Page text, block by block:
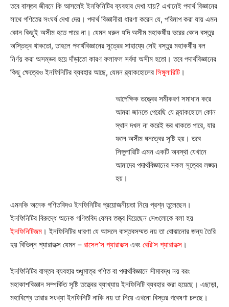
তবে বাস্তব জীবনে কি আসলেই ইনফিনিটির ব্যবহার দেখা যায়? এখানেই পদার্থ বিজ্ঞানের
সাথে গণিতের সংঘর্ষ দেখা দেয়। পদার্থ বিজ্ঞানীরা ধারণা করেন যে, পরিমাপ করা যায় এমন
কোন কিছুই অসীম হতে পারে না। যেমন ধরুন যদি অসীম মহাকর্ষীয় ভরের কোন বস্তুর
অস্তিত্ব থাকতো, তাহলে পদার্থবিজ্ঞানের সূত্রের সাহায্যে সেই বস্তুর মহাকর্ষীয় বল
নির্ণয় করা অসম্ভব হয়ে দাঁড়াতো কারণ ফলাফল সর্বদা অসীম হতো। তবে পদার্থবিজ্ঞানের
কিছু ক্ষেত্রেও ইনফিনিটির ব্যবহার আছে, যেমন ব্ল্যাকহোলের সিঙ্গুলারিটি ।
আপেক্ষিক তত্ত্বের সমীকরণ সমাধান করে
আমরা জানতে পেরেছি যে ব্ল্যাকহোলে কোন
স্থান দখল না করেই ভর থাকতে পারে, যার
ফলে অসীম ঘনত্বের সৃষ্টি হয়। তবে
সিঙ্গুলারিটি এমন একটি অবস্থা যেখানে
আমাদের পদার্থবিজ্ঞানের সকল সূত্রের লঙ্ঘন
হয়।
এমনকি অনেক গণিতবিদও ইনফিনিটির প্রয়োজনীয়তা নিয়ে প্রশ্ন তুলেছেন।
ইনফিনিটির বিরুদ্ধে অনেক গণিতবিদ যেসব তত্ত্ব দিয়েছেন সেগুলোকে বলা হয়
ইনফিনিটিজম । ইনফিনিটির ধারণা যে আসলে বাস্তবসম্মত নয় তা বোঝানোর জন্য তৈরি
হয় বিভিন্ন প্যারাডক্স যেমন – রাসেল’স প্যারাডক্স এবং বেরি’স প্যারাডক্স ।
ইনফিনিটির বাস্তব ব্যবহার শুধুমাত্র গণিত বা পদার্থবিজ্ঞানে সীমাবদ্ধ নয় বরং
মহাকাশবিজ্ঞান সম্পর্কিত সৃষ্টি তত্ত্বের ব্যাখ্যায় ইনফিনিটি ব্যবহার করা হয়েছে। এছাড়া,
মহাবিশ্বে তারার সংখ্যা ইনফিনিটি নাকি নয় তা নিয়ে এখনো বিস্তর গবেষণা চলছে।